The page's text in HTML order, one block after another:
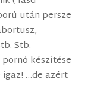
után persze
Stb.
készítése
…de azért